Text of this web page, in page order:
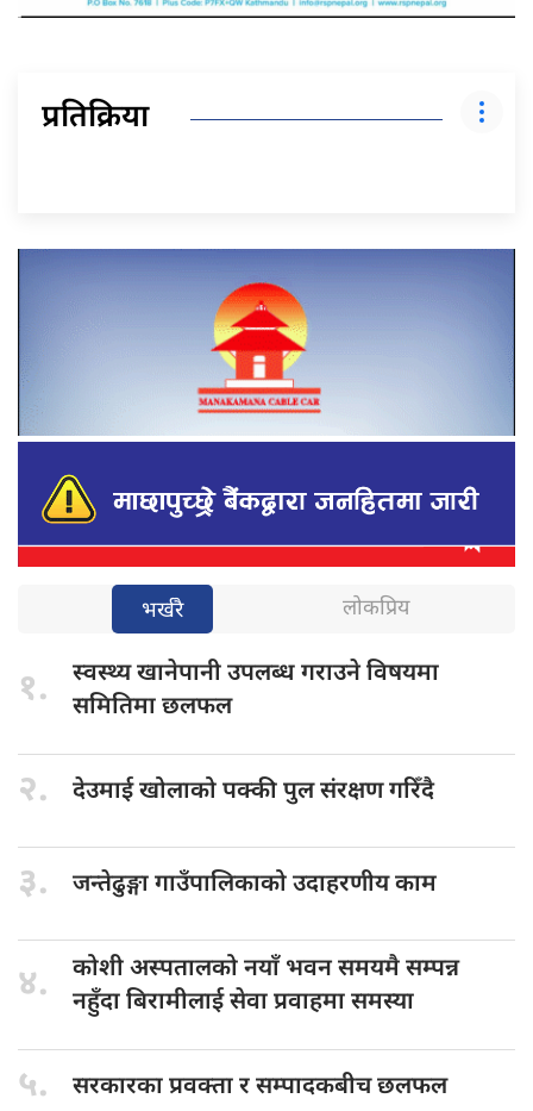
प्रतिक्रिया
भर्खरै लोकप्रिय
१. स्वस्थ्य खानेपानीउपलब्ध गराउने विषयमा
समितिमा छलफल
२. देउमाई खोलाकोपक्की पुल संरक्षण गरिँदै
३. जन्तेढुङ्गा गाउँपालिकाकोउदाहरणीय काम
४. कोशी अस्पतालकोनयाँ भवन समयमै सम्पन्न
नहुँदा बिरामीलाई सेवा प्रवाहमा समस्या
५. सरकारका प्रवक्तार सम्पादकबीच छलफल